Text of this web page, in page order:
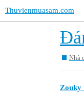
Thuvienmuasam.com
Nhà